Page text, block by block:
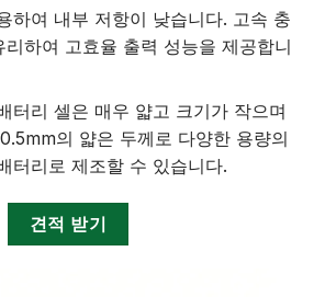
하여 내부 저항이 낮습니다. 고속 충
하여 고효율 출력 성능을 제공합니
터리 셀은 매우 얇고 크기가 작으며
의 얇은 두께로 다양한 용량의
터리로 제조할 수 있습니다.
견적 받기